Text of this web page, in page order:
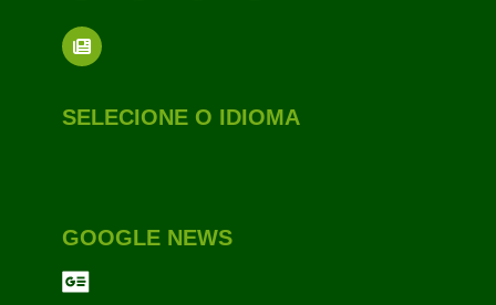
SELECIONE O IDIOMA
GOOGLE NEWS